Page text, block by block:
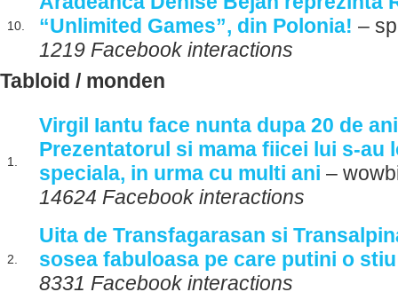
10.
“Unlimited Games”, din Polonia! –
1219 Facebook interactions
Tabloid / monden
1.
Virgil Iantu face nunta dupa 20 de
Prezentatorul si mama fiicei lui s-au
speciala, in urma cu multi ani –
14624 Facebook interactions
2.
Uita de Transfagarasan si
sosea fabuloasa pe care putini o stiu
8331 Facebook interactions